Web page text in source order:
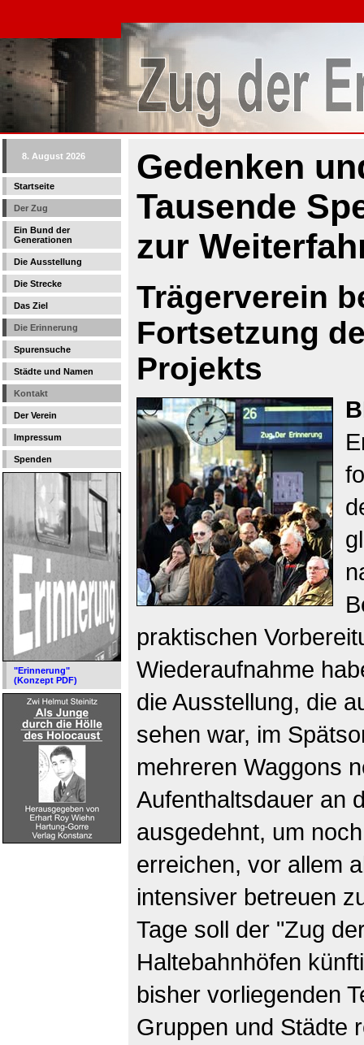
8. August 2026
Startseite
Der Zug
Ein Bund der
Generationen
Die Ausstellung
Die Strecke
Das Ziel
Die Erinnerung
Spurensuche
Städte und Namen
Kontakt
Der Verein
Impressum
Spenden
"Erinnerung"
(Konzept PDF)
Gedenken
Tausende
zur
Trägerverein
Fortsetzung
Projekts
praktischen
Wiederaufnahme
die Ausstellung, die
sehen war, im
mehreren Waggons
Aufenthaltsdauer an
ausgedehnt, um
erreichen, vor allem
intensiver betreuen
Tage soll der "Zug
Haltebahnhöfen
bisher vorliegenden
Gruppen und Städte